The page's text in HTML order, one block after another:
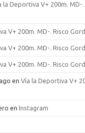
la Deportiva V+ 200m. MD-
V+ 200m. MD-. Risco
V+ 200m. MD-. Risco
V+ 200m. MD-. Risco
en Vía la Deportiva V+
en Instagram